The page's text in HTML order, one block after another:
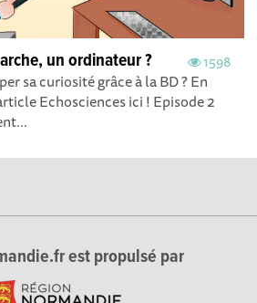
1598
un ordinateur ?
sa curiosité grâce à la BD ? En
Echosciences ici ! Episode 2
est propulsé par